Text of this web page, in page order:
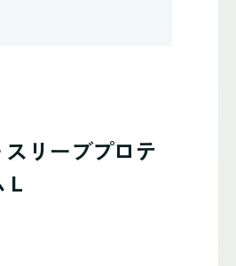
スリーブプロテ
L